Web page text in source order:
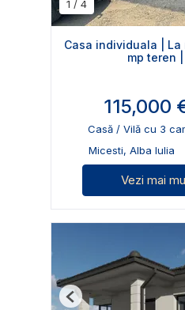
1 / 4
Casa individuala | La
mp teren
115,000
Casă / Vilă cu 3
Micesti, Alba Iulia
Vezi mai
Previous